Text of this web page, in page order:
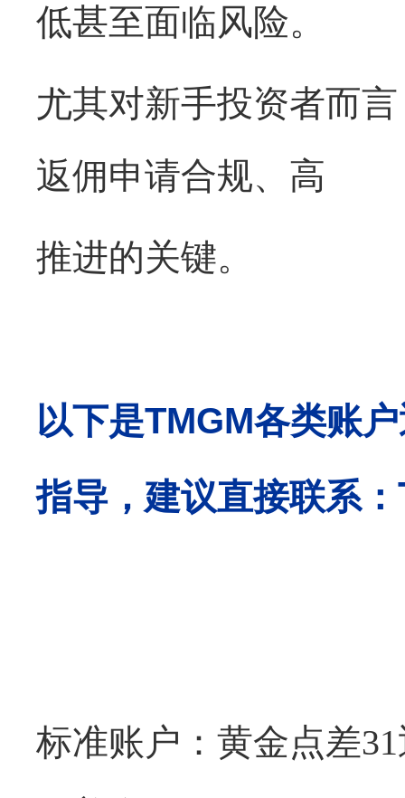
低甚至面临风险。
尤其对新手投资者而
返佣申请合规、高
推进的关键。
以下是TMGM各类账
指导，建议直接联系：
标准账户：黄金点差